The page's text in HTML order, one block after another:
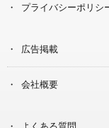
プライバシーポリシ
広告掲載
会社概要